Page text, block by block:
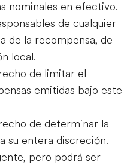
nominales en efectivo.
de cualquier
de la recompensa, de
local.
de limitar el
emitidas bajo este
de determinar la
su entera discreción.
pero podrá ser